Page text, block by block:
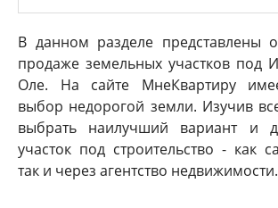
В данном разделе представлены
продаже земельных участков
Оле. На сайте МнеКвартиру
выбор недорогой земли. Изучив
выбрать наилучший вариант и
участок под строительство - как
так и через агентство недвижимости.